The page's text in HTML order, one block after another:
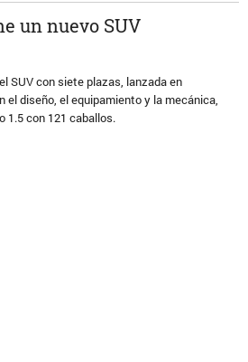
un nuevo SUV
SUV con siete plazas, lanzada en
el diseño, el equipamiento y la mecánica,
1.5 con 121 caballos.